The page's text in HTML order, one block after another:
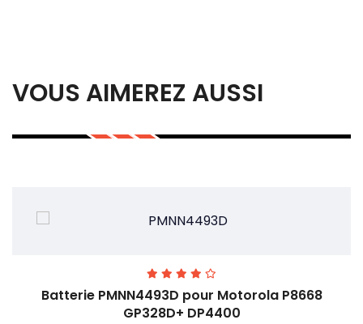
VOUS AIMEREZ AUSSI
Batterie PMNN4493D pour Motorola P8668
GP328D+ DP4400